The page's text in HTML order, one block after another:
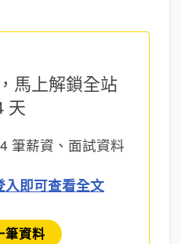
馬上解鎖全站
天
筆薪資、面試資料
即可查看全文
筆資料